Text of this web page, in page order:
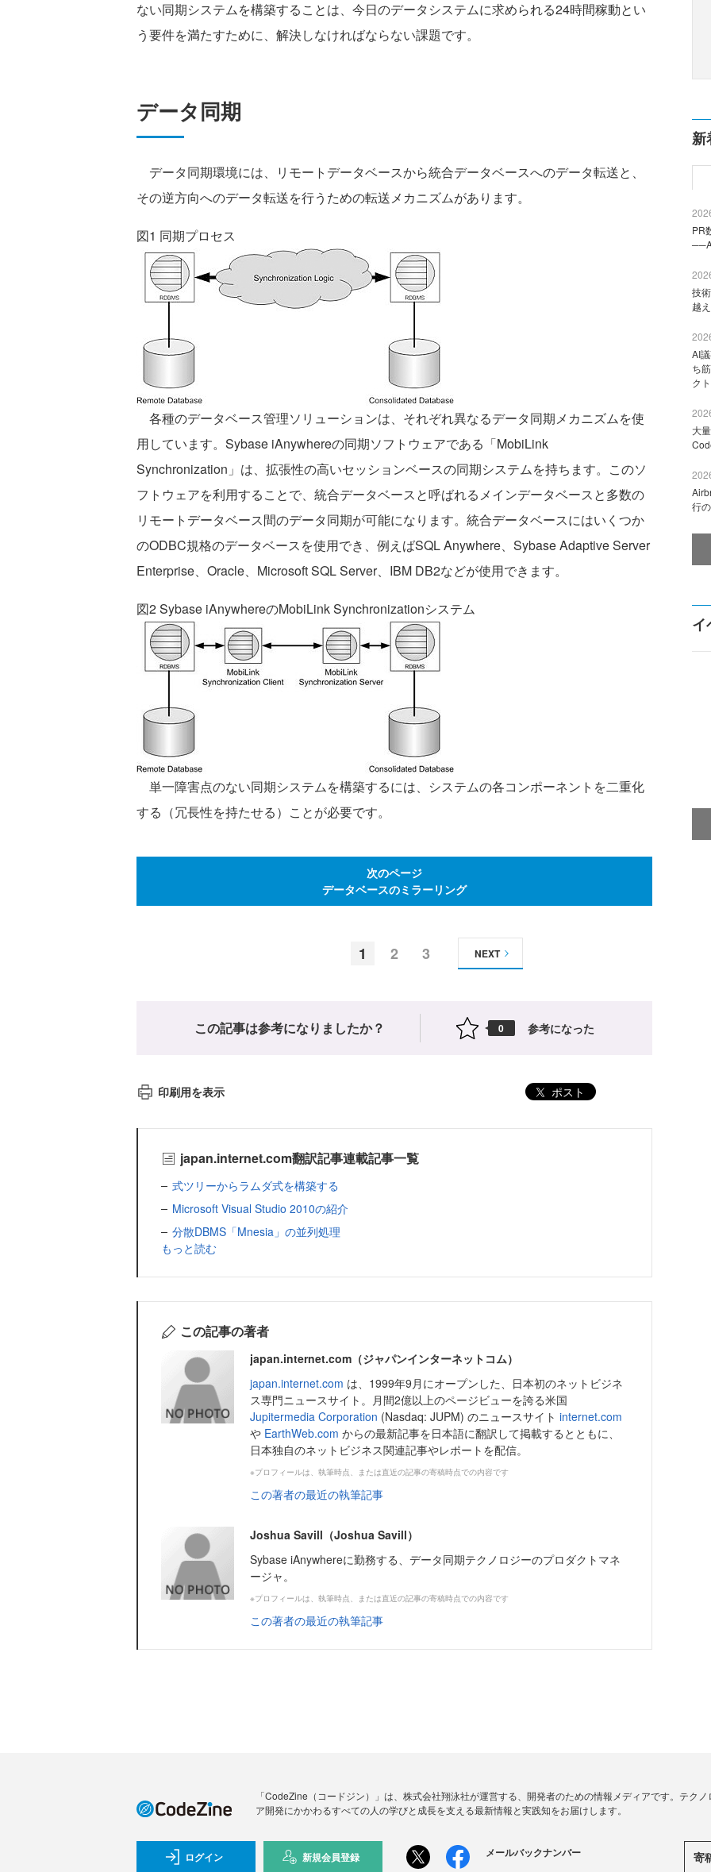
ない同期システムを構築することは、今日のデータシステムに求められる24時間稼動とい
う要件を満たすために、解決しなければならない課題です。
データ同期
データ同期環境には、リモートデータベースから統合データベースへのデータ転送と、
その逆方向へのデータ転送を行うための転送メカニズムがあります。
図1 同期プロセス
各種のデータベース管理ソリューションは、それぞれ異なるデータ同期メカニズムを使
用しています。Sybase iAnywhereの同期ソフトウェアである「MobiLink
Synchronization」は、拡張性の高いセッションベースの同期システムを持ちます。このソ
フトウェアを利用することで、統合データベースと呼ばれるメインデータベースと多数の
リモートデータベース間のデータ同期が可能になります。統合データベースにはいくつか
のODBC規格のデータベースを使用でき、例えばSQL Anywhere、Sybase Adaptive Server
Enterprise、Oracle、Microsoft SQL Server、IBM DB2などが使用できます。
図2 Sybase iAnywhereのMobiLink Synchronizationシステム
単一障害点のない同期システムを構築するには、システムの各コンポーネントを二重化
する（冗長性を持たせる）ことが必要です。
次のページ
データベースのミラーリング
1 2 3 NEXT
この記事は参考になりましたか？ 0 参考になった
印刷用を表示 ポスト
japan.internet.com翻訳記事連載記事一覧
式ツリーからラムダ式を構築する
Microsoft Visual Studio 2010の紹介
分散DBMS「Mnesia」の並列処理
もっと読む
この記事の著者
japan.internet.com（ジャパンインターネットコム）
japan.internet.com は、1999年9月にオープンした、日本初のネットビジネ
ス専門ニュースサイト。月間2億以上のページビューを誇る米国
Jupitermedia Corporation (Nasdaq: JUPM) のニュースサイト internet.com
や EarthWeb.com からの最新記事を日本語に翻訳して掲載するとともに、
日本独自のネットビジネス関連記事やレポートを配信。
※プロフィールは、執筆時点、または直近の記事の寄稿時点での内容です
この著者の最近の執筆記事
Joshua Savill（Joshua Savill）
Sybase iAnywhereに勤務する、データ同期テクノロジーのプロダクトマネ
ージャ。
※プロフィールは、執筆時点、または直近の記事の寄稿時点での内容です
この著者の最近の執筆記事
新
PR
技
越
AI
ち
ク
大
行
イ
「CodeZine（コードジン）」は、株式会社翔泳社が運営する、開発者のための情報メディアです。テク
ア開発にかかわるすべての人の学びと成長を支える最新情報と実践知をお届けします。
ログイン 新規会員登録 メールバックナンバー 寄